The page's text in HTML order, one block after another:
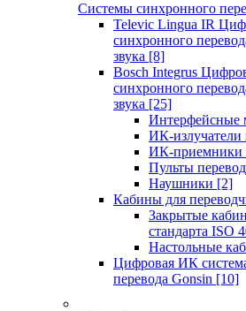
Системы синхронного
Televic Lingua IR
синхронного
звука [8]
Bosch Integrus
синхронного
звука [25]
Интерфейсные
ИК-излучатели
ИК-приемники
Пульты
Наушники [2]
Кабины для
Закрытые
стандарта ISO
Настольные
Цифровая ИК
перевода Gonsin [10]